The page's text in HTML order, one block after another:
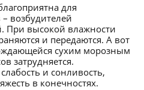
для
возбудителей
При высокой влажности
и передаются. А вот
сухим морозным
затрудняется.
и сонливость,
в конечностях.